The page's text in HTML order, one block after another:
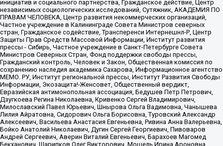
инициатив и социального партнерства, Гражданское действие, Центр
независимых социологических исследований, Сутяжник, АКАДЕМИЯ ПО
ПРАВАМ ЧЕЛОВЕКА, Центр развития некоммерческих организаций,
Частное учреждение в Калининграде Совета Министров северных
стран, Гражданское содействие, Трансперенси Интернешнл-Р, Центр
Защиты Прав Средств Массовой Информации, Институт развития
прессы - Сибирь, Частное учреждение в Санкт-Петербурге Совета
Министров Северных Стран, Фонд поддержки свободы прессы,
Гражданский контроль, Человек и Закон, Общественная комиссия по
сохранению наследия академика Сахарова, Информационное агентство
МЕМО. РУ, Институт региональной прессы, Институт Развития Свободы
Информации, Экозащита!-Женсовет, Общественный вердикт,
Евразийская антимонопольная ассоциация, Бедушев Петр Петрович,
Дзугкоева Регина Николаевна, Кривенко Сергей Владимирович,
Милославский Павел Юрьевич, Шнырова Ольга Вадимовна, Чанышева
Лилия Айратовна, Сидорович Ольга Борисовна, Туровский Александр
Алексеевич, Васильева Анастасия Евгеньевна, Ривина Анна Валерьевна,
Бойко Анатолий Николаевич, Дугин Сергей Георгиевич, Пивоваров
Андрей Сергеевич, Аверин Виталий Евгеньевич, Барахоев Магомед
Бекханович, Шарипков Олег Викторович, Мошель Ирина Ароновна,